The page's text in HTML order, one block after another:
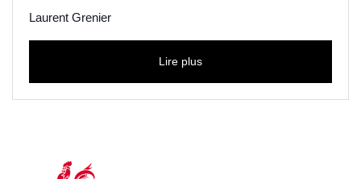
Laurent Grenier
Lire plus